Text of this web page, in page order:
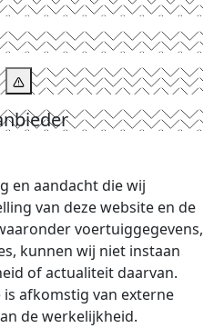
en aandacht die wij
van deze website en de
voertuiggegevens,
kunnen wij niet instaan
of actualiteit daarvan.
afkomstig van externe
de werkelijkheid.